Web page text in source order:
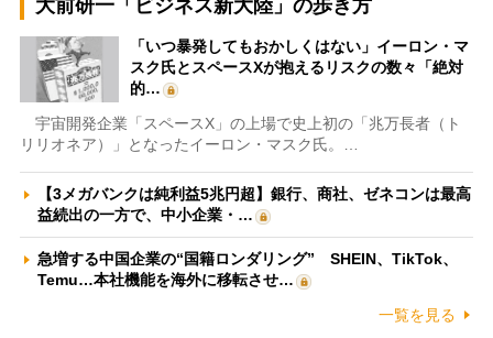
大前研一「ビジネス新大陸」の歩き方
「いつ暴発してもおかしくはない」イーロン・マ
スク氏とスペースXが抱えるリスクの数々「絶対
的…
宇宙開発企業「スペースX」の上場で史上初の「兆万長者（ト
リリオネア）」となったイーロン・マスク氏。…
【3メガバンクは純利益5兆円超】銀行、商社、ゼネコンは最高
益続出の一方で、中小企業・…
急増する中国企業の“国籍ロンダリング” SHEIN、TikTok、
Temu…本社機能を海外に移転させ…
一覧を見る